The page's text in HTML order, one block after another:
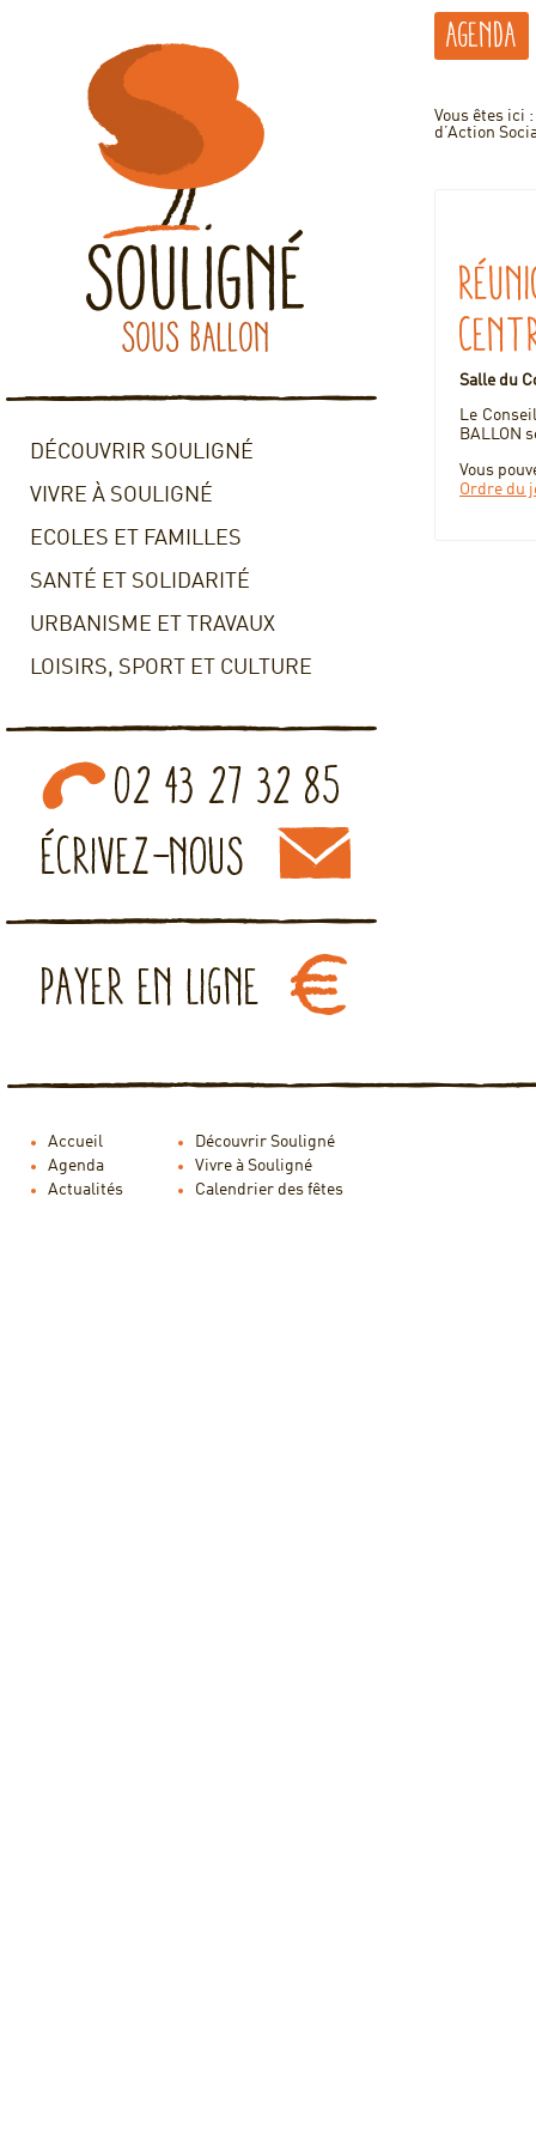
DÉCOUVRIR SOULIGNÉ
VIVRE À SOULIGNÉ
ECOLES ET FAMILLES
SANTÉ ET SOLIDARITÉ
URBANISME ET TRAVAUX
LOISIRS, SPORT ET CULTURE
Agenda
Vous êtes ici :
d’Action
Salle du
Le
BALLON
Vous
Ordre du
Accueil
Agenda
Actualités
Découvrir Souligné
Vivre à Souligné
Calendrier des fêtes